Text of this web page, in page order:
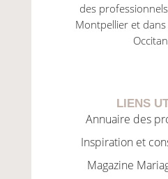
des
Montpellier et
LIENS
Annuaire des
Inspiration et
Magazine